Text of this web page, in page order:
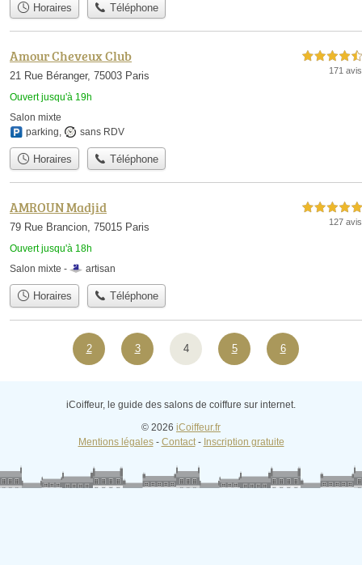
Horaires Téléphone
Amour Cheveux Club
21 Rue Béranger, 75003 Paris
Ouvert jusqu'à 19h
4,5 étoiles sur 5
171 avis
Salon mixte
parking
sans RDV
Horaires Téléphone
AMROUN Madjid
79 Rue Brancion, 75015 Paris
Ouvert jusqu'à 18h
5,0 étoiles sur 5
127 avis
Salon mixte - artisan
Horaires Téléphone
2 3 4 5 6
iCoiffeur, le guide des salons de coiffure sur internet.
© 2026 iCoiffeur.fr
Mentions légales- Contact- Inscription gratuite